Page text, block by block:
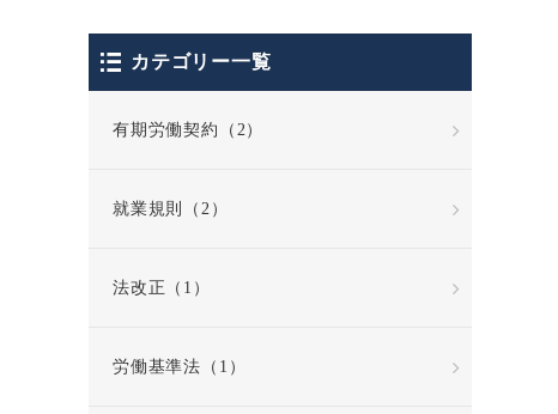
カテゴリー一覧
有期労働契約（2）
就業規則（2）
法改正（1）
労働基準法（1）